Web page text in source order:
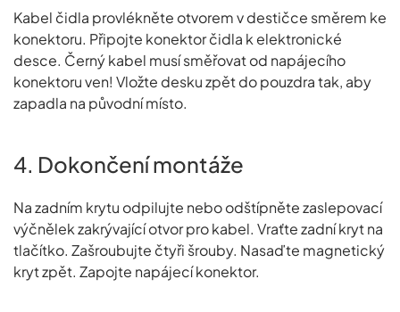
Kabel čidla provlékněte otvorem v destičce směrem ke
konektoru. Připojte konektor čidla k elektronické
desce. Černý kabel musí směřovat od napájecího
konektoru ven! Vložte desku zpět do pouzdra tak, aby
zapadla na původní místo.
4. Dokončení montáže
Na zadním krytu odpilujte nebo odštípněte zaslepovací
výčnělek zakrývající otvor pro kabel. Vraťte zadní kryt na
tlačítko. Zašroubujte čtyři šrouby. Nasaďte magnetický
kryt zpět. Zapojte napájecí konektor.